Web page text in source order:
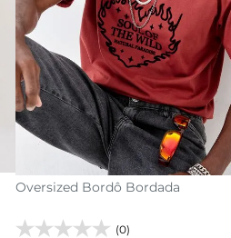
P M G GG
adicionar a sacola
Camiseta Masculina Caedu
Oversized Bordô Bordada
(0)